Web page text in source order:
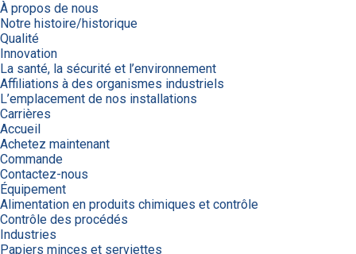
À propos de nous
Notre histoire/historique
Qualité
Innovation
La santé, la sécurité et l’environnement
Affiliations à des organismes industriels
L’emplacement de nos installations
Carrières
Accueil
Achetez maintenant
Commande
Contactez-nous
Équipement
Alimentation en produits chimiques et contrôle
Contrôle des procédés
Industries
Papiers minces et serviettes